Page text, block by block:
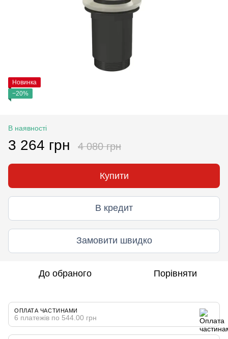
Новинка
−20%
В наявності
3 264 грн 4 080 грн
Купити
В кредит
Замовити швидко
До обраного Порівняти
ОПЛАТА ЧАСТИНАМИ
6 платежів по 544.00 грн